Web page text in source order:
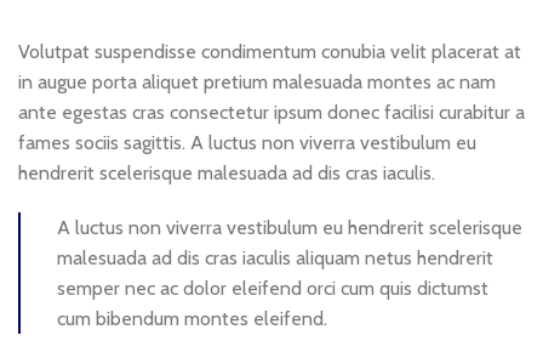
Volutpat suspendisse condimentum conubia velit placerat at
in augue porta aliquet pretium malesuada montes ac nam
ante egestas cras consectetur ipsum donec facilisi curabitur a
fames sociis sagittis. A luctus non viverra vestibulum eu
hendrerit scelerisque malesuada ad dis cras iaculis.
A luctus non viverra vestibulum eu hendrerit scelerisque
malesuada ad dis cras iaculis aliquam netus hendrerit
semper nec ac dolor eleifend orci cum quis dictumst
cum bibendum montes eleifend.